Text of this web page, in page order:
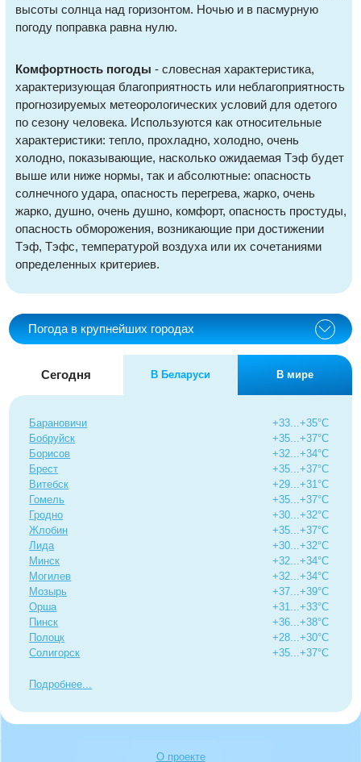
высоты солнца над горизонтом. Ночью и в пасмурную
погоду поправка равна нулю.
Комфортность погоды - словесная характеристика,
характеризующая благоприятность или неблагоприятность
прогнозируемых метеорологических условий для одетого
по сезону человека. Используются как относительные
характеристики: тепло, прохладно, холодно, очень
холодно, показывающие, насколько ожидаемая Тэф будет
выше или ниже нормы, так и абсолютные: опасность
солнечного удара, опасность перегрева, жарко, очень
жарко, душно, очень душно, комфорт, опасность простуды,
опасность обморожения, возникающие при достижении
Тэф, Тэфс, температурой воздуха или их сочетаниями
определенных критериев.
Погода в крупнейших городах
Сегодня В Беларуси В мире
Барановичи
Бобруйск
Борисов
Брест
Витебск
Гомель
Гродно
Жлобин
Лида
Минск
Могилев
Мозырь
Орша
Пинск
Полоцк
Солигорск
+33...+35°C
+35...+37°C
+32...+34°C
+35...+37°C
+29...+31°C
+35...+37°C
+30...+32°C
+35...+37°C
+30...+32°C
+32...+34°C
+32...+34°C
+37...+39°C
+31...+33°C
+36...+38°C
+28...+30°C
+35...+37°C
Подробнее
О проекте